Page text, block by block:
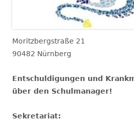
Moritzbergstraße 21
90482 Nürnberg
Entschuldigungen und
über den Schulmanager!
Sekretariat: